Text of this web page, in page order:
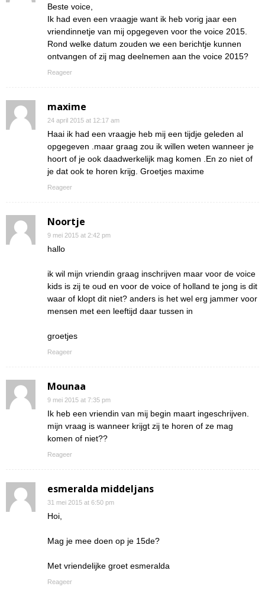
Beste voice,
Ik had even een vraagje want ik heb vorig jaar een
vriendinnetje van mij opgegeven voor the voice 2015.
Rond welke datum zouden we een berichtje kunnen
ontvangen of zij mag deelnemen aan the voice 2015?
Reageer
maxime
24 april 2015 at 12:17 am
Haai ik had een vraagje heb mij een tijdje geleden al
opgegeven .maar graag zou ik willen weten wanneer je
hoort of je ook daadwerkelijk mag komen .En zo niet of
je dat ook te horen krijg. Groetjes maxime
Reageer
Noortje
9 mei 2015 at 2:42 pm
hallo
ik wil mijn vriendin graag inschrijven maar voor de voice
kids is zij te oud en voor de voice of holland te jong is dit
waar of klopt dit niet? anders is het wel erg jammer voor
mensen met een leeftijd daar tussen in
groetjes
Reageer
Mounaa
9 mei 2015 at 7:35 pm
Ik heb een vriendin van mij begin maart ingeschrijven.
mijn vraag is wanneer krijgt zij te horen of ze mag
komen of niet??
Reageer
esmeralda middeljans
31 mei 2015 at 6:50 pm
Hoi,
Mag je mee doen op je 15de?
Met vriendelijke groet esmeralda
Reageer